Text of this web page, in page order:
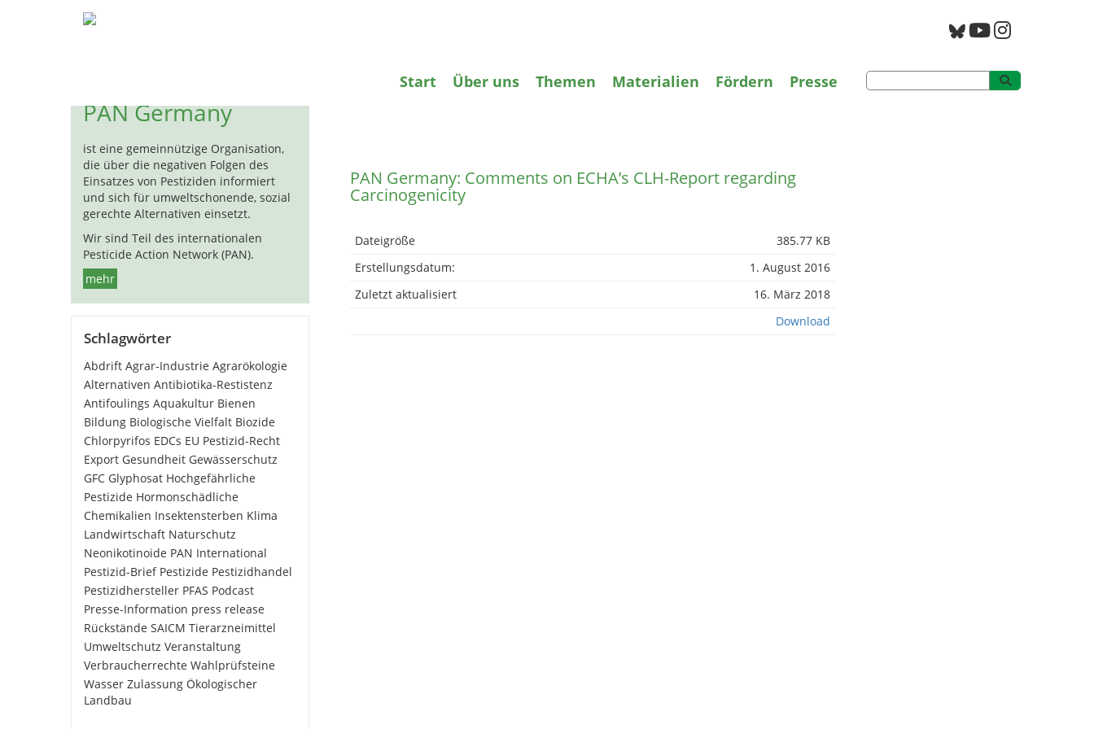
Start Über uns Themen Materialien Fördern Presse
PAN Germany
ist eine gemeinnützige Organisation,
die über die negativen Folgen des
Einsatzes von Pestiziden informiert
und sich für umweltschonende, sozial
gerechte Alternativen einsetzt.
Wir sind Teil des internationalen
Pesticide Action Network (PAN).
mehr
Schlagwörter
Abdrift Agrar-Industrie Agrarökologie
Alternativen Antibiotika-Restistenz
Antifoulings Aquakultur Bienen
Bildung Biologische Vielfalt Biozide
Chlorpyrifos EDCs EU Pestizid-Recht
Export Gesundheit Gewässerschutz
GFC Glyphosat Hochgefährliche
Pestizide Hormonschädliche
Chemikalien Insektensterben Klima
Landwirtschaft Naturschutz
Neonikotinoide PAN International
Pestizid-Brief Pestizide Pestizidhandel
Pestizidhersteller PFAS Podcast
Presse-Information press release
Rückstände SAICM Tierarzneimittel
Umweltschutz Veranstaltung
Verbraucherrechte Wahlprüfsteine
Wasser Zulassung Ökologischer
Landbau
PAN Germany: Comments on ECHA’s CLH-Report regarding
Carcinogenicity
Dateigröße
385.77 KB
Erstellungsdatum:
1. August 2016
Zuletzt aktualisiert
16. März 2018
Download